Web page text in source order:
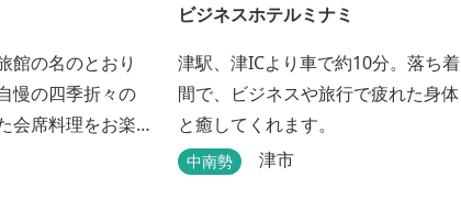
館の名のとおり
慢の四季折々の
会席料理をお楽
ビジネスホテルミナミ
津駅、津ICより車で約10分。落ち
間で、ビジネスや旅行で疲れた身
と癒してくれます。
中南勢 津市